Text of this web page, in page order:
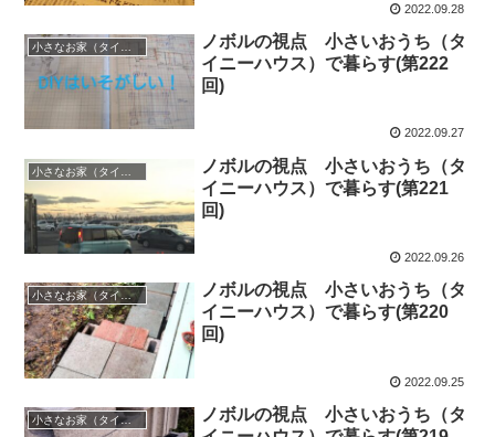
2022.09.28
ノボルの視点 小さいおうち（タ
イニーハウス）で暮らす(第222
回)
2022.09.27
ノボルの視点 小さいおうち（タ
イニーハウス）で暮らす(第221
回)
2022.09.26
小さなお家（タイニーハウス）で暮らす
ノボルの視点 小さいおうち（タ
イニーハウス）で暮らす(第220
回)
2022.09.25
小さなお家（タイニーハウス）で暮らす
ノボルの視点 小さいおうち（タ